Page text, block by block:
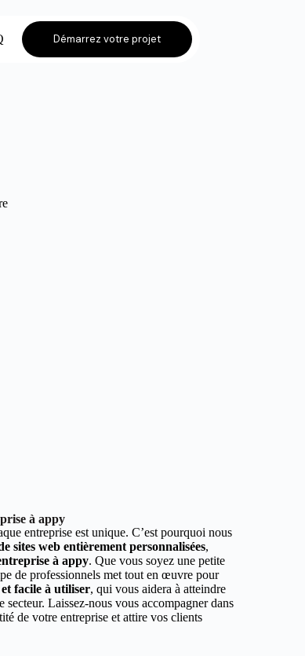
Démarrez votre projet
à appy
entreprise est unique. C’est pourquoi nous
sites web entièrement personnalisées,
à appy. Que vous soyez une petite
de professionnels met tout en œuvre pour
facile à utiliser, qui vous aidera à atteindre
Laissez-nous vous accompagner dans
de votre entreprise et attire vos clients